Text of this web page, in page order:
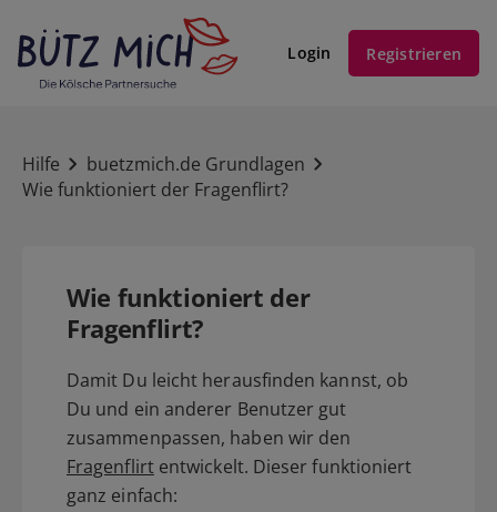
Login Registrieren
Hilfe
buetzmich.de Grundlagen
Wie funktioniert der Fragenflirt?
Wie funktioniert der
Fragenflirt?
Damit Du leicht herausfinden kannst, ob
Du und ein anderer Benutzer gut
zusammenpassen, haben wir den
Fragenflirtentwickelt. Dieser funktioniert
ganz einfach: